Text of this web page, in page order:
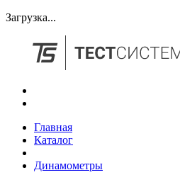
Загрузка...
Главная
Каталог
Динамометры